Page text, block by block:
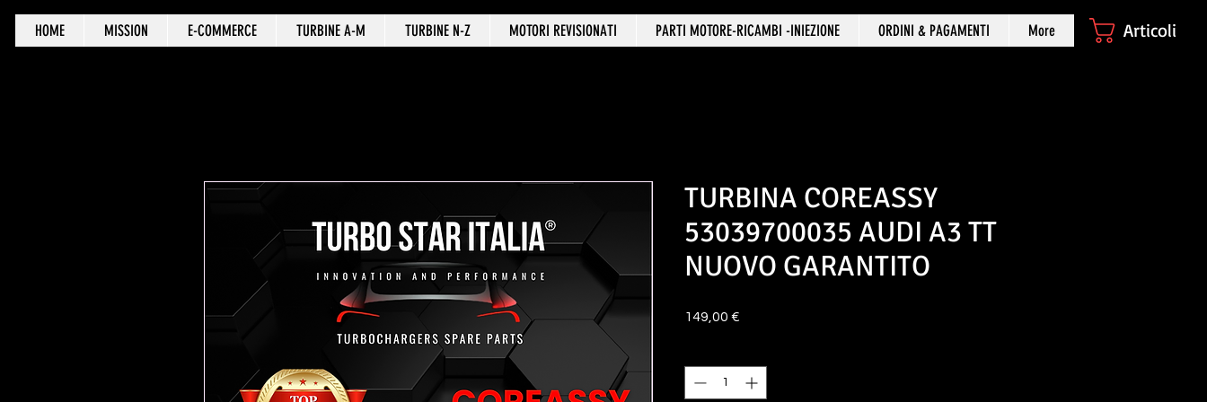
HOME MISSION E-COMMERCE TURBINE A-M TURBINE N-Z MOTORI REVISIONATI PARTI MOTORE-RICAMBI -INIEZIONE ORDINI & PAGAMENTI More Articoli
TURBINA COREASSY
53039700035 AUDI A3 TT
NUOVO GARANTITO
149,00 €